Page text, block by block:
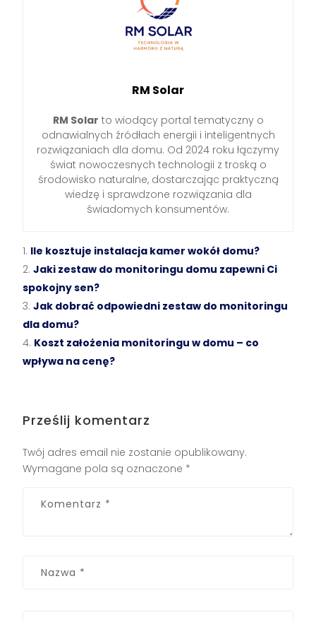
RM Solar
RM Solar to wiodący portal tematyczny o
odnawialnych źródłach energii i inteligentnych
rozwiązaniach dla domu. Od 2024 roku łączymy
świat nowoczesnych technologii z troską o
środowisko naturalne, dostarczając praktyczną
wiedzę i sprawdzone rozwiązania dla
świadomych konsumentów.
Ile kosztuje instalacja kamer wokół domu?
Jaki zestaw do monitoringu domu zapewni Ci
spokojny sen?
Jak dobrać odpowiedni zestaw do monitoringu
dla domu?
Koszt założenia monitoringu w domu – co
wpływa na cenę?
Prześlij komentarz
Twój adres email nie zostanie opublikowany.
Wymagane pola są oznaczone *